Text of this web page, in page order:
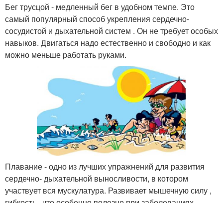
Бег трусцой - медленный бег в удобном темпе. Это
самый популярный способ укрепления сердечно-
сосудистой и дыхательной систем . Он не требует особых
навыков. Двигаться надо естественно и свободно и как
можно меньше работать руками.
Плавание - одно из лучших упражнений для развития
сердечно- дыхательной выносливости, в котором
участвует вся мускулатура. Развивает мышечную силу ,